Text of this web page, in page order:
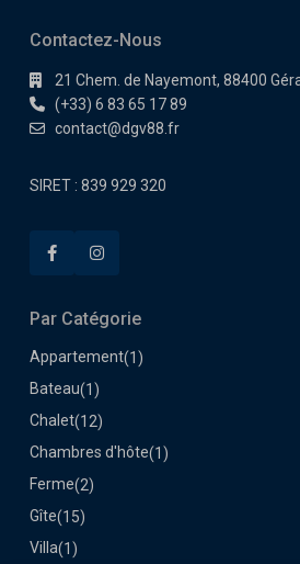
Contactez-Nous
21 Chem. de Nayemont, 88400
(+33) 6 83 65 17 89
contact@dgv88.fr
SIRET : 839 929 320
Par Catégorie
Appartement(1)
Bateau(1)
Chalet(12)
Chambres d'hôte(1)
Ferme(2)
Gîte(15)
Villa(1)